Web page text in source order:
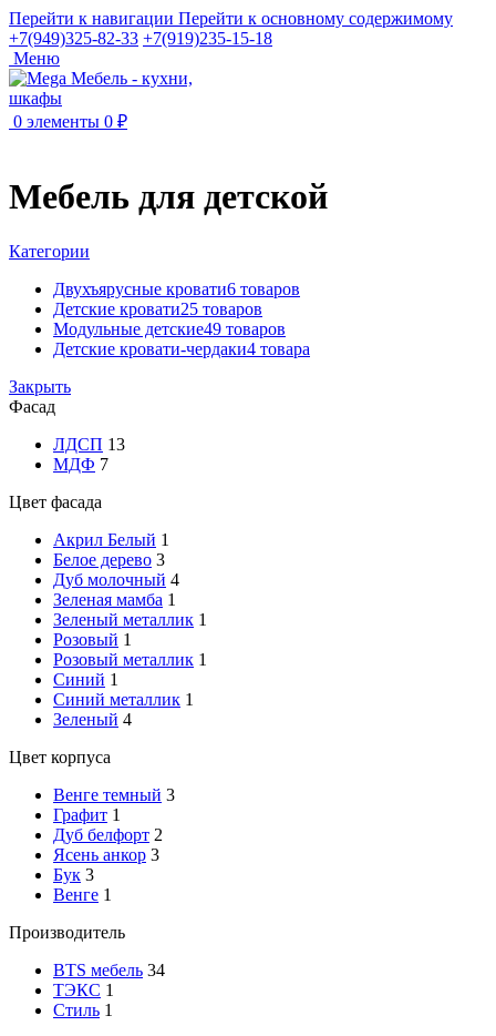
Перейти к навигации Перейти к основному содержимому
+7(949)325-82-33 +7(919)235-15-18
Меню
0 элементы 0 ₽
Мебель для детской
Категории
Двухъярусные кровати6 товаров
Детские кровати25 товаров
Модульные детские49 товаров
Детские кровати-чердаки4 товара
Закрыть
Фасад
ЛДСП 13
МДФ 7
Цвет фасада
Акрил Белый 1
Белое дерево 3
Дуб молочный 4
Зеленая мамба 1
Зеленый металлик 1
Розовый 1
Розовый металлик 1
Синий 1
Синий металлик 1
Зеленый 4
Цвет корпуса
Венге темный 3
Графит 1
Дуб белфорт 2
Ясень анкор 3
Бук 3
Венге 1
Производитель
BTS мебель 34
ТЭКС 1
Стиль 1